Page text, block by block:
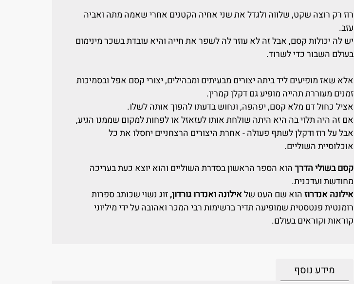
רוז רק רוצה שקט, שלווה ולגדל את שני אחיה הקטנים אחרי שאמה מתה ואביה
עזב.
יש לה יכולות קסם, אבל זה לא עוזר לה לשפר את חייה והיא עובדת בשכר מינימום
בעולם השבור כדי לשרוד.
אלא שאז מופיעים ליד ביתה יצורים מבעיתים ומבהילים, יצורי קסם אפל ובסמיכות
זמנים מעוררת תהייה מופיע גם דקלן קמרין.
אציל כחול דם מלא קסם, יפהפה, ונחוש בדעתו להפוך אותה לשלו.
אם זה היה תלוי בה היא היתה שולחת אותו לעזאזל או לפחות למקום שממנו הגיע,
אבל על רוז ודקלן לשתף פעולה - אחרת היצורים הרצחניים יחסלו את כל
אוכלוסיית השוליים.
קסם בשולי הדרךהוא הספר הראשון בסדרת השוליים והוא יוצא כעת בעריכה
מחודשת ועדכנית.
אילונה אנדרוזהוא שם העט שלאילונה ואנדרו גורדון,זוג נשוי שכותב ספרות
רומנטית פנטסטית שמופיעה תדיר ברשימות רבי המכר ואהובה על ידי מיליוני
קוראות וקוראים בעולם.
מידע נוסף